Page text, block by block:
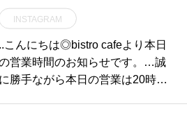
、いよいよ今回が最後でござい
ます！.「最高の香りと食感を実現
する感動のトースター」と銘打っ
て誕生したThe Toaster。毎日の朝
で焼いた食パンがどれだけ
INSTAGRAM
..こんにちは◎bistro cafeより本日
営業時間のお知らせです。…誠
に勝手ながら本日の営業は20時30